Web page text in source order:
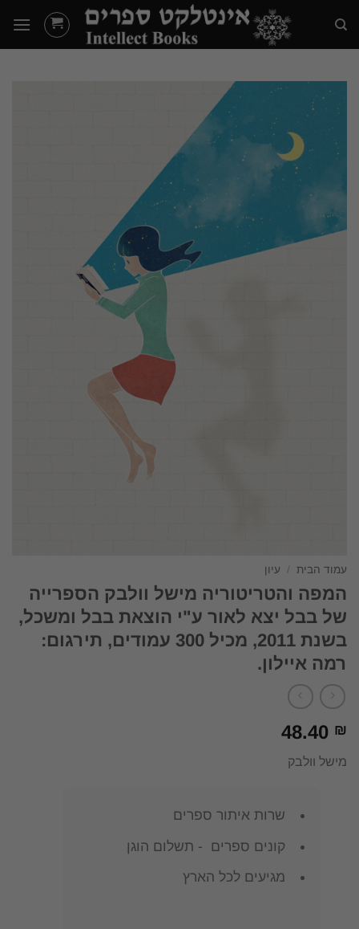
content
עמוד הבית / עיון
המפה והטריטוריה מישל וולבק הספרייה
של בבל יצא לאור ע"י הוצאת בבל ומשכל,
בשנת 2011, מכיל 300 עמודים, תירגום:
רמה איילון.
48.40 ₪
מישל וולבק
שרות איתור ספרים
קונים ספרים - תשלום הוגן
מגיעים לכל הארץ